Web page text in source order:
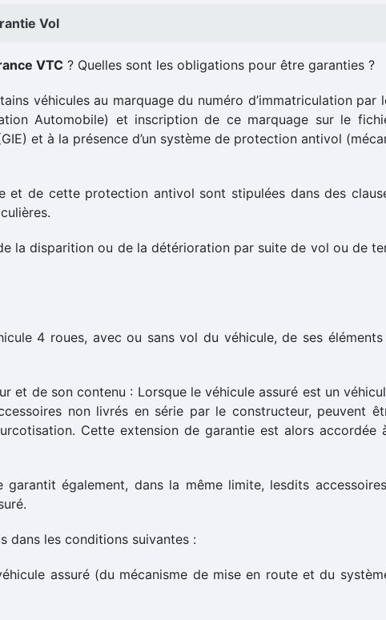
Vol
VTC ? Quelles sont les obligations pour être garanties ?
véhicules au marquage du numéro d’immatriculation par
Automobile) et inscription de ce marquage sur le
et à la présence d’un système de protection antivol
et de cette protection antivol sont stipulées dans des
la disparition ou de la détérioration par suite de vol ou de
4 roues, avec ou sans vol du véhicule, de ses
et de son contenu : Lorsque le véhicule assuré est un
non livrés en série par le constructeur, peuvent
Cette extension de garantie est alors accordée
également, dans la même limite, lesdits
dans les conditions suivantes :
assuré (du mécanisme de mise en route et du